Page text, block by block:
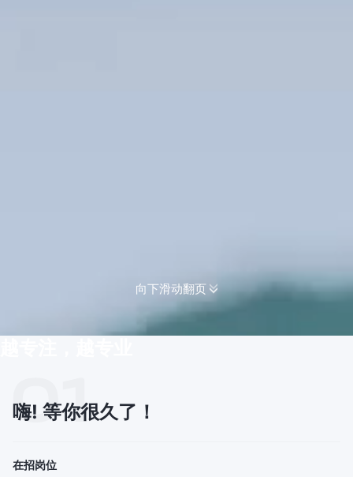
向下滑动翻页
嗨! 等你很久了！
在招岗位